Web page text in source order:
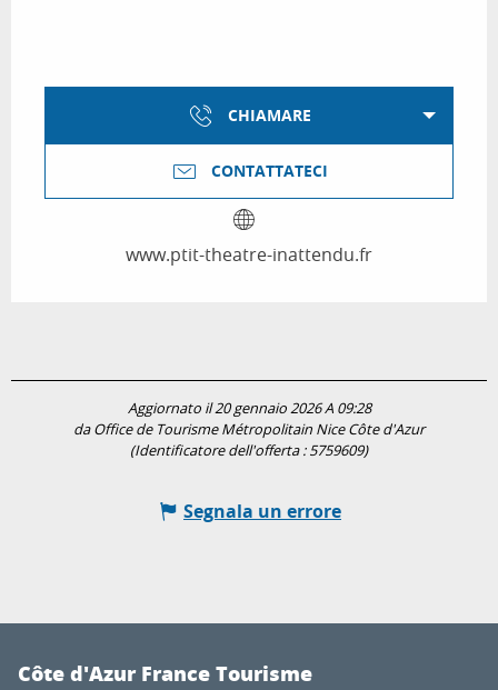
CHIAMARE
CONTATTATECI
www.ptit-theatre-inattendu.fr
Aggiornato il 20 gennaio 2026 A 09:28
da Office de Tourisme Métropolitain Nice Côte d'Azur
(Identificatore dell'offerta :5759609)
Segnala un errore
Côte d'Azur France Tourisme